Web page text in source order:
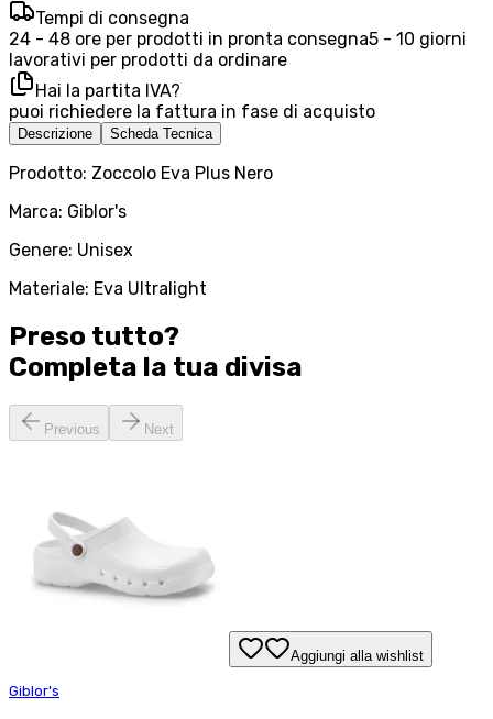
Tempi di consegna
24 - 48 ore per prodotti in pronta consegna5 - 10 giorni
lavorativi per prodotti da ordinare
Hai la partita IVA?
puoi richiedere la fattura in fase di acquisto
Descrizione Scheda Tecnica
Prodotto: Zoccolo Eva Plus Nero
Marca: Giblor's
Genere: Unisex
Materiale: Eva Ultralight
Preso tutto?
Completa la tua divisa
Previous Next
Aggiungi alla wishlist
Giblor's